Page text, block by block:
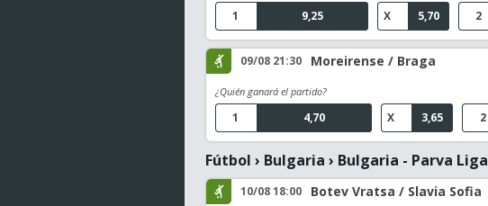
9,25
1 5,70
X 2
09/08 21:30 Moreirense / Braga
¿Quién ganará el partido?
4,70
1 3,65
X 2
Fútbol › Bulgaria › Bulgaria - Parva Liga
10/08 18:00 Botev Vratsa / Slavia Sofia